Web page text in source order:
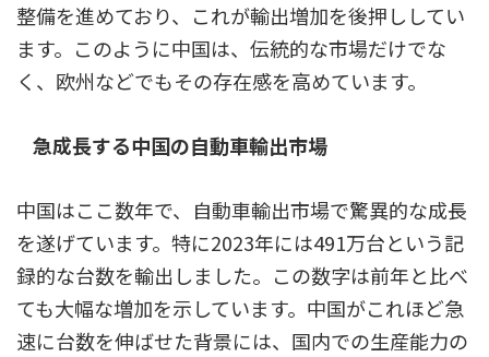
整備を進めており、これが輸出増加を後押ししてい
ます。このように中国は、伝統的な市場だけでな
く、欧州などでもその存在感を高めています。
急成長する中国の自動車輸出市場
中国はここ数年で、自動車輸出市場で驚異的な成長
を遂げています。特に2023年には491万台という記
録的な台数を輸出しました。この数字は前年と比べ
ても大幅な増加を示しています。中国がこれほど急
速に台数を伸ばせた背景には、国内での生産能力の